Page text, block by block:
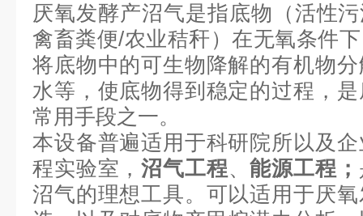
厌氧发酵产沼气是指底物（活性
禽畜粪便/农业秸秆）在无氧条件
将底物中的可生物降解的有机物
水等，使底物得到稳定的过程，
常用手段之一。
本设备普遍适用于科研院所以及
程实验室 ，沼气工程、能源工程；
沼气的理想工具。可以适用于厌